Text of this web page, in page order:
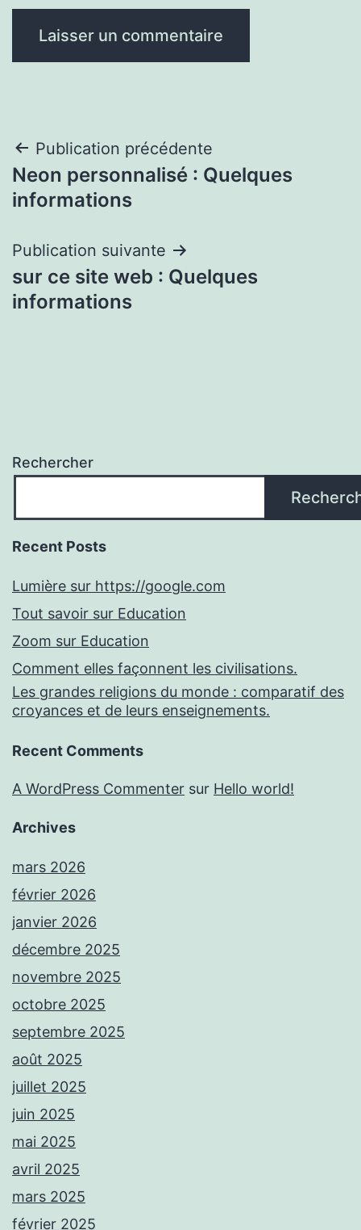
Navigation
de
Publication précédente
Neon personnalisé : Quelques
informations
Publication suivante
sur ce site web : Quelques
informations
Rechercher
Recent Posts
Lumière sur https://google.com
Tout savoir sur Education
Zoom sur Education
Comment elles façonnent les civilisations.
Les grandes religions du monde : comparatif des
croyances et de leurs enseignements.
Recent Comments
A WordPress Commenter sur Hello world!
Archives
mars 2026
février 2026
janvier 2026
décembre 2025
novembre 2025
octobre 2025
septembre 2025
août 2025
juillet 2025
juin 2025
mai 2025
avril 2025
mars 2025
février 2025